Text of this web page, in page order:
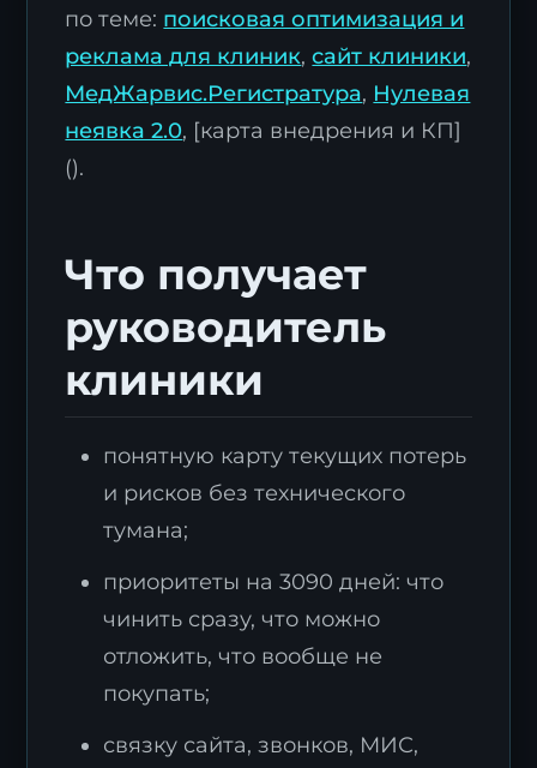
по теме: поисковая оптимизация и
реклама для клиник,сайт клиники,
МедЖарвис.Регистратура, Нулевая
неявка 2.0, [карта внедрения и КП]
().
Что получает
руководитель
клиники
понятную карту текущих потерь
и рисков без технического
тумана;
приоритеты на 3090 дней: что
чинить сразу, что можно
отложить, что вообще не
покупать;
связку сайта, звонков, МИС,